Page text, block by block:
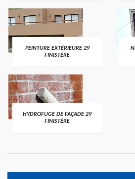
PEINTURE EXTÉRIEURE 29
FINISTÈRE
HYDROFUGE DE FAÇADE 29
FINISTÈRE